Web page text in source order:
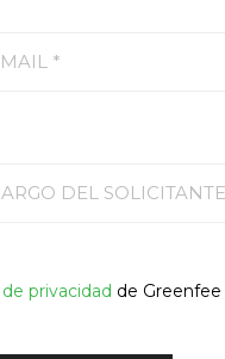
*
DEL SOLICITANTE
privacidad de